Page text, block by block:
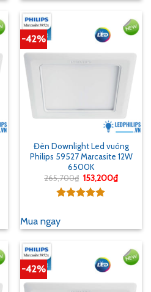
-42%
Đèn Downlight Led vuông
Philips 59527 Marcasite 12W
6500K
265,700₫ Giá
gốc
là:
153,200₫Giá
hiện
5 sao
Mua ngay
-42%